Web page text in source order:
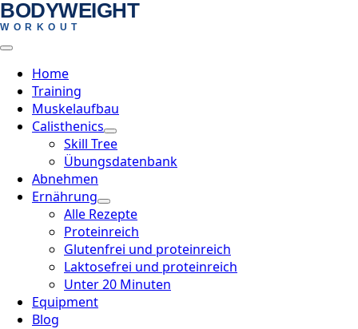
Skip
to
main
content
BODYWEIGHT
WORKOUT
Home
Training
Muskelaufbau
Calisthenics
Skill Tree
Übungsdatenbank
Abnehmen
Ernährung
Alle Rezepte
Proteinreich
Glutenfrei und proteinreich
Laktosefrei und proteinreich
Unter 20 Minuten
Equipment
Blog